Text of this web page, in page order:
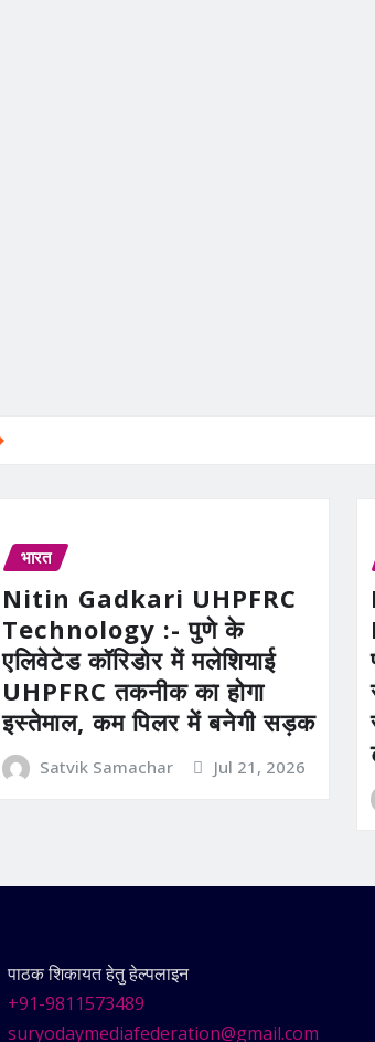
भारत
Nitin Gadkari UHPFRC
Technology :- पुणे के
एलिवेटेड कॉरिडोर में मलेशियाई
UHPFRC तकनीक का होगा
इस्तेमाल, कम पिलर में बनेगी सड़क
Satvik Samachar Jul 21, 2026
पाठक शिकायत हेतु हेल्पलाइन
+91-9811573489
suryodaymediafederation@gmail.com